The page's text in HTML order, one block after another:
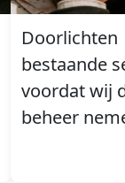
Doorlichten
bestaande
voordat wij
beheer